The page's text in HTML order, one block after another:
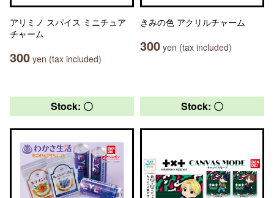
アリミノ スパイス ミニチュア
チャーム
300 yen (tax included)
きみの色 アクリルチャーム
300 yen (tax included)
Stock: 〇 Stock: 〇